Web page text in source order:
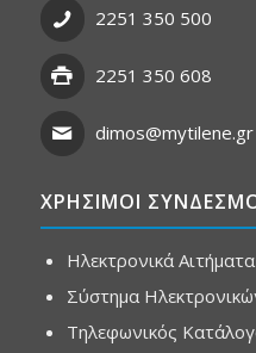
2251 350 500
2251 350 608
dimos@mytilene.gr
ΧΡΗΣΙΜΟΙ
Ηλεκτρονικά
Σύστημα
Τηλεφωνικός